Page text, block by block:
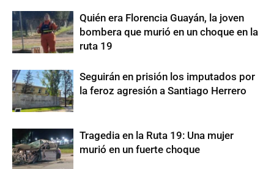
Quién era Florencia Guayán, la joven
bombera que murió en un choque en la
ruta 19
Seguirán en prisión los imputados por
la feroz agresión a Santiago Herrero
Tragedia en la Ruta 19: Una mujer
murió en un fuerte choque